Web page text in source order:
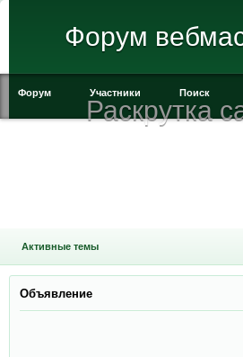
Форум
Раскрутка
Форум Участники Поиск
Активные темы
Объявление